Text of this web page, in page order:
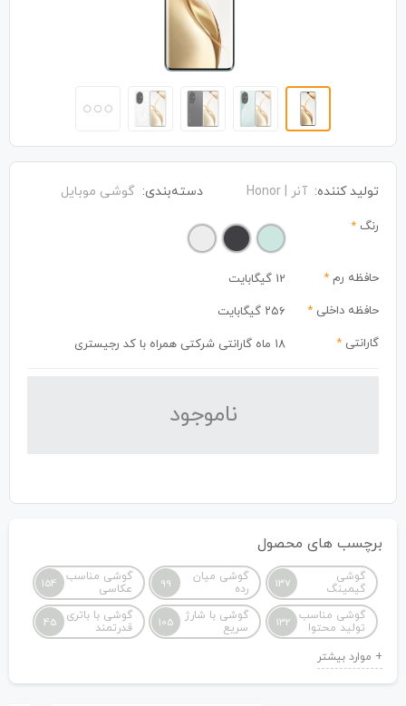
تولید کننده: آنر | Honor دسته‌بندی: گوشی موبایل
رنگ *
حافظه رم *
12 گیگابایت
حافظه داخلی *
۲۵۶ گیگابایت
گارانتی * 18 ماه گارانتی شرکتی همراه با کد رجیستری
نا‌موجود
برچسب های محصول
گوشی
گیمینگ
137
گوشی میان
رده
99
گوشی مناسب
عکاسی
154
گوشی مناسب
تولید محتوا
132
گوشی با شارژ
سریع
105
گوشی با باتری
قدرتمند
45